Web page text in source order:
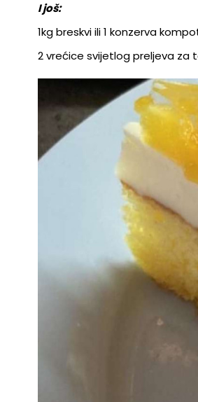
I još:
1kg breskvi ili 1 konzerva
2 vrećice svijetlog preljeva za